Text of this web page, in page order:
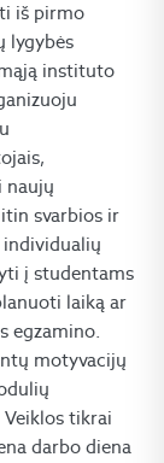
iš pirmo
lygybės
instituto
naujų
svarbios ir
į studentams
laiką ar
egzamino.
motyvacijų
tikrai
darbo diena